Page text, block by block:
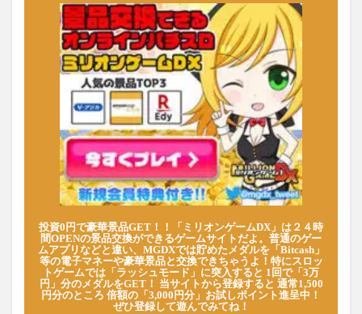
投資0円で豪華景品GET！！「ミリオンゲームDX」は２４時
間OPENの景品交換ができるゲームサイトだよ。普通のゲー
ムアプリなどと違い、MGDXでは貯めたメダルを「Bitcash」
等の電子マネーや豪華景品と交換できちゃうよ！特にスロッ
トゲームでは「ラッシュモード」に突入すると 1回で「3万
円」分のメダルをGET！ 当サイトから登録すると 通常1,500
円分のところ 倍額の「3,000円分」お試しポイント進呈中！
ぜひ登録して遊んでみてね！